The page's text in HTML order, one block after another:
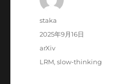
投
staka
投
2025年9月16日
カ
arXiv
タ
LRM,slow-thinking